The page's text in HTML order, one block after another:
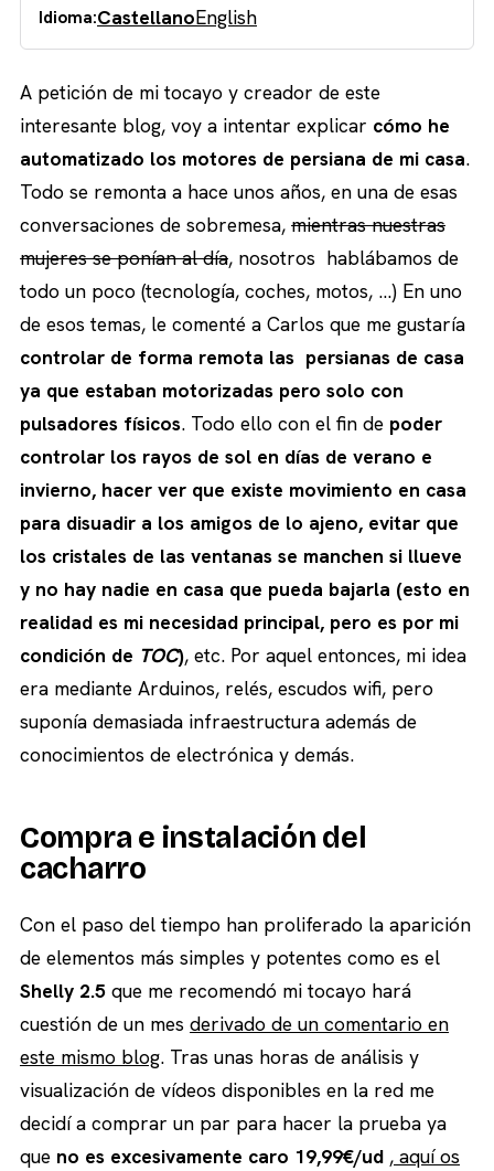
Idioma:CastellanoEnglish
A petición de mi tocayo y creador de este
interesante blog, voy a intentar explicar cómo he
automatizado los motores de persiana de mi casa.
Todo se remonta a hace unos años, en una de esas
conversaciones de sobremesa, mientras nuestras
mujeres se ponían al día, nosotros hablábamos de
todo un poco (tecnología, coches, motos, …) En uno
de esos temas, le comenté a Carlos que me gustaría
controlar de forma remota las persianas de casa
ya que estaban motorizadas pero solo con
pulsadores físicos. Todo ello con el fin de poder
controlar los rayos de sol en días de verano e
invierno, hacer ver que existe movimiento en casa
para disuadir a los amigos de lo ajeno, evitar que
los cristales de las ventanas se manchen si llueve
y no hay nadie en casa que pueda bajarla (esto en
realidad es mi necesidad principal, pero es por mi
condición de TOC), etc. Por aquel entonces, mi idea
era mediante Arduinos, relés, escudos wifi, pero
suponía demasiada infraestructura además de
conocimientos de electrónica y demás.
Compra e instalación del
cacharro
Con el paso del tiempo han proliferado la aparición
de elementos más simples y potentes como es el
Shelly 2.5 que me recomendó mi tocayo hará
cuestión de un mes derivado de un comentario en
este mismo blog. Tras unas horas de análisis y
visualización de vídeos disponibles en la red me
decidí a comprar un par para hacer la prueba ya
que no es excesivamente caro 19,99€/ud , aquí os